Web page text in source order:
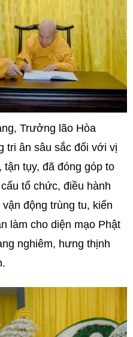
Trưởng lão Hòa
tri ân sâu sắc đối với vị
tụy, đã đóng góp to
tổ chức, điều hành
động trùng tu, kiến
làm cho diện mạo Phật
nghiêm, hưng thịnh